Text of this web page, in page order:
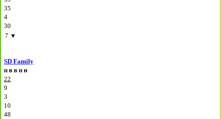
35
4
30
7 ▼
SD Family
п в в п н
22
9
3
10
48